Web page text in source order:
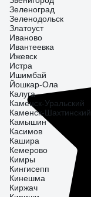
Зеленоград
Зеленодольск
Златоуст
Иваново
Ивантеевка
Ижевск
Истра
Ишимбай
Йошкар-Ола
Калуга
Каменск-Уральский
Каменск-Шахтинский
Камышин
Касимов
Кашира
Кемерово
Кимры
Кингисепп
Кинешма
Киржач